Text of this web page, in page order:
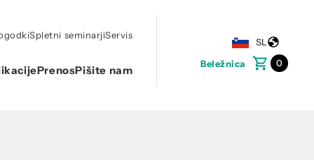
SL
Beležnica
0
Spletni seminarjiServis
PrenosPišite nam